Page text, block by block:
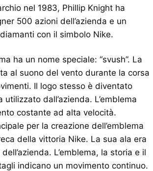
nel 1983, Phillip Knight ha
500 azioni dell’azienda e un
con il simbolo Nike.
ha un nome speciale: “svush”. La
al suono del vento durante la corsa
Il logo stesso è diventato
utilizzato dall’azienda. L’emblema
costante ad alta velocità.
per la creazione dell’emblema
della vittoria Nike. La sua ala era
L’emblema, la storia e il
indicano un movimento continuo.